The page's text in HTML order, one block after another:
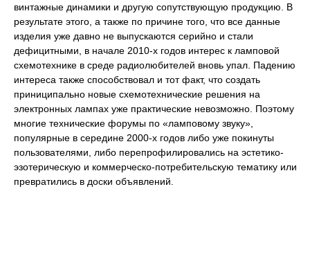
винтажные динамики и другую сопутствующую продукцию. В
результате этого, а также по причине того, что все данные
изделия уже давно не выпускаются серийно и стали
дефицитными, в начале 2010-х годов интерес к ламповой
схемотехнике в среде радиолюбителей вновь упал. Падению
интереса также способствовал и тот факт, что создать
приниципально новые схемотехнические решения на
электронных лампах уже практические невозможно. Поэтому
многие технические форумы по «ламповому звуку»,
популярные в середине 2000-х годов либо уже покинуты
пользователями, либо перепрофилировались на эстетико-
эзотерическую и коммерческо-потребительскую тематику или
превратились в доски объявлений.